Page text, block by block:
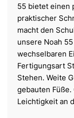
55 bietet einen
praktischer
macht den
unsere Noah
wechselbaren
Fertigungsart
Stehen. Weite
gebauten
Leichtigkeit an